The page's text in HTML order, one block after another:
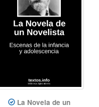
La Novela de un